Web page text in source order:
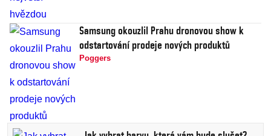
Samsung okouzlil Prahu dronovou show k
odstartování prodeje nových produktů
Poggers